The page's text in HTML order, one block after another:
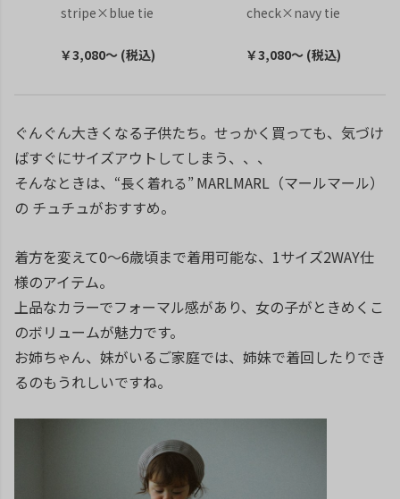
stripe×blue tie
￥3,080～ (税込)
check×navy tie
￥3,080～ (税込)
ぐんぐん大きくなる子供たち。せっかく買っても、気づけ
ばすぐにサイズアウトしてしまう、、、
そんなときは、 “長く着れる” MARLMARL（マールマール）
の チュチュがおすすめ。
着方を変えて0～6歳頃まで着用可能な、 1サイズ2WAY仕
様のアイテム。
上品なカラーでフォーマル感があり、女の子がときめくこ
のボリュームが魅力です。
お姉ちゃん、妹がいるご家庭では、姉妹で着回したりでき
るのもうれしいですね。